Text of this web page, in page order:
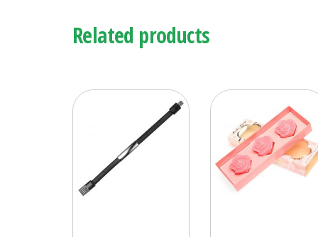
Related products